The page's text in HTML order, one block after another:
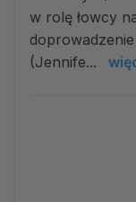
w rolę łowcy
(Jennife...